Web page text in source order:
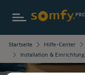
werden
zur
ausführlichen
Startseite Hilfe-Center
Installation & Einrichtung